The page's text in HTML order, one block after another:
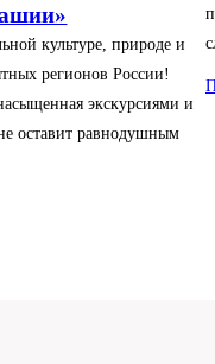
культуре, природе и
регионов России!
экскурсиями и
оставит равнодушным